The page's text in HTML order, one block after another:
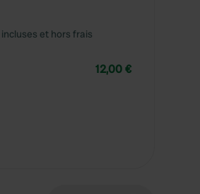
et hors frais
12,00 €